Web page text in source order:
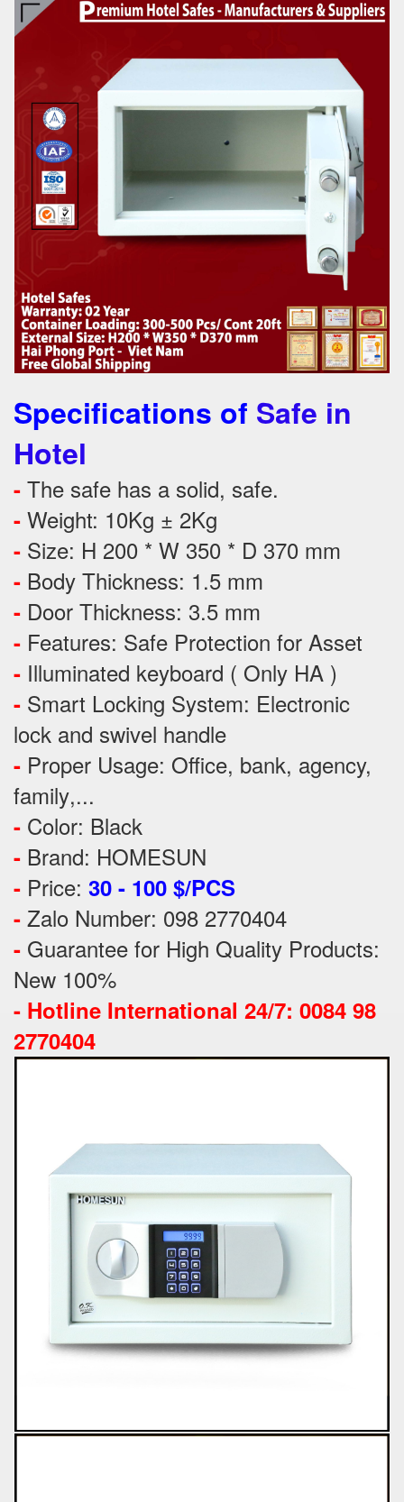
Specifications of Safe in
Hotel
- The safe has a solid, safe.
- Weight: 10Kg ± 2Kg
- Size: H 200 * W 350 * D 370 mm
- Body Thickness: 1.5 mm
- Door Thickness: 3.5 mm
- Features: Safe Protection for Asset
- Illuminated keyboard ( Only HA )
- Smart Locking System: Electronic
lock and swivel handle
- Proper Usage: Office, bank, agency,
family,...
- Color: Black
- Brand: HOMESUN
- Price: 30 - 100 $/PCS
- Zalo Number: 098 2770404
- Guarantee for High Quality Products:
New 100%
- Hotline International 24/7: 0084 98
2770404